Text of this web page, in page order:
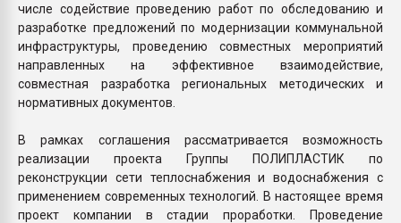
числе содействие проведению работ по обследованию и
разработке предложений по модернизации коммунальной
инфраструктуры, проведению совместных мероприятий
направленных на эффективное взаимодействие,
совместная разработка региональных методических и
нормативных документов.
В рамках соглашения рассматривается возможность
реализации проекта Группы ПОЛИПЛАСТИК по
реконструкции сети теплоснабжения и водоснабжения с
применением современных технологий. В настоящее время
проект компании в стадии проработки. Проведение